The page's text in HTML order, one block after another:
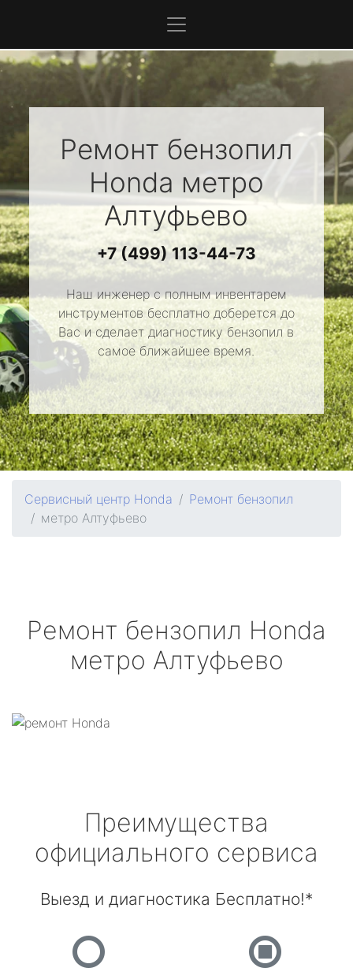
Ремонт бензопил
Honda метро
Алтуфьево
+7 (499) 113-44-73
Наш инженер с полным инвентарем
инструментов бесплатно доберется до
Вас и сделает диагностику бензопил в
самое ближайшее время.
Сервисный центр Honda
Ремонт бензопил
метро Алтуфьево
Ремонт бензопил Honda
метро Алтуфьево
Преимущества
официального сервиса
Выезд и диагностика Бесплатно!*